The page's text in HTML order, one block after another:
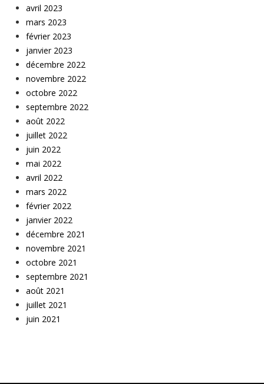
avril 2023
mars 2023
février 2023
janvier 2023
décembre 2022
novembre 2022
octobre 2022
septembre 2022
août 2022
juillet 2022
juin 2022
mai 2022
avril 2022
mars 2022
février 2022
janvier 2022
décembre 2021
novembre 2021
octobre 2021
septembre 2021
août 2021
juillet 2021
juin 2021